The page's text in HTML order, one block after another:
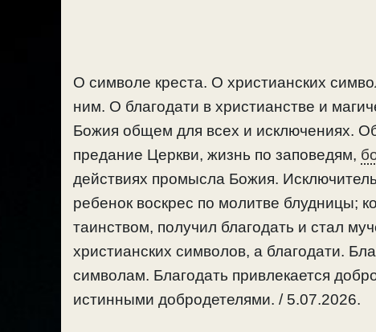
О символе креста. О христианских
ним. О благодати в христианстве и
Божия общем для всех и исключениях.
предание Церкви, жизнь по заповедям,
действиях промысла Божия.
ребенок воскрес по молитве блудницы;
таинством, получил благодать и стал
христианских символов, а благодати.
символам. Благодать привлекается
истинными добродетелями. / 5.07.2026.